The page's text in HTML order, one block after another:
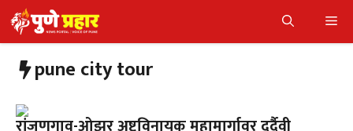
Skip
to
contentpune city tour